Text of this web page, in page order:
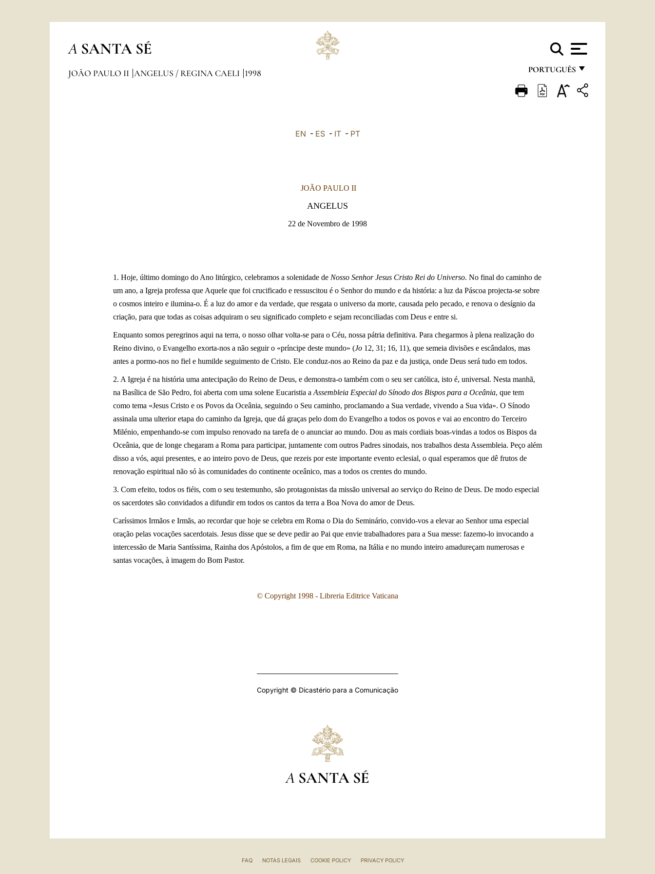
A SANTA SÉ
PORTUGUÊS
FRANÇAIS
JOÃO PAULO II ANGELUS / REGINA CAELI 1998
EN - ES- IT- PT
JOÃO PAULO II
ANGELUS
22 de Novembro de 1998
1. Hoje, último domingo do Ano litúrgico, celebramos a solenidade de Nosso Senhor Jesus Cristo Rei do Universo. No final do caminho de
um ano, a Igreja professa que Aquele que foi crucificado e ressuscitou é o Senhor do mundo e da história: a luz da Páscoa projecta-se sobre
o cosmos inteiro e ilumina-o. É a luz do amor e da verdade, que resgata o universo da morte, causada pelo pecado, e renova o desígnio da
criação, para que todas as coisas adquiram o seu significado completo e sejam reconciliadas com Deus e entre si.
Enquanto somos peregrinos aqui na terra, o nosso olhar volta-se para o Céu, nossa pátria definitiva. Para chegarmos à plena realização do
Reino divino, o Evangelho exorta-nos a não seguir o «príncipe deste mundo» (Jo 12, 31; 16, 11), que semeia divisões e escândalos, mas
antes a pormo-nos no fiel e humilde seguimento de Cristo. Ele conduz-nos ao Reino da paz e da justiça, onde Deus será tudo em todos.
2. A Igreja é na história uma antecipação do Reino de Deus, e demonstra-o também com o seu ser católica, isto é, universal. Nesta manhã,
na Basílica de São Pedro, foi aberta com uma solene Eucaristia a Assembleia Especial do Sínodo dos Bispos para a Oceânia, que tem
como tema «Jesus Cristo e os Povos da Oceânia, seguindo o Seu caminho, proclamando a Sua verdade, vivendo a Sua vida». O Sínodo
assinala uma ulterior etapa do caminho da Igreja, que dá graças pelo dom do Evangelho a todos os povos e vai ao encontro do Terceiro
Milénio, empenhando-se com impulso renovado na tarefa de o anunciar ao mundo. Dou as mais cordiais boas-vindas a todos os Bispos da
Oceânia, que de longe chegaram a Roma para participar, juntamente com outros Padres sinodais, nos trabalhos desta Assembleia. Peço além
disso a vós, aqui presentes, e ao inteiro povo de Deus, que rezeis por este importante evento eclesial, o qual esperamos que dê frutos de
renovação espiritual não só às comunidades do continente oceânico, mas a todos os crentes do mundo.
3. Com efeito, todos os fiéis, com o seu testemunho, são protagonistas da missão universal ao serviço do Reino de Deus. De modo especial
os sacerdotes são convidados a difundir em todos os cantos da terra a Boa Nova do amor de Deus.
Caríssimos Irmãos e Irmãs, ao recordar que hoje se celebra em Roma o Dia do Seminário, convido-vos a elevar ao Senhor uma especial
oração pelas vocações sacerdotais. Jesus disse que se deve pedir ao Pai que envie trabalhadores para a Sua messe: fazemo-lo invocando a
intercessão de Maria Santíssima, Rainha dos Apóstolos, a fim de que em Roma, na Itália e no mundo inteiro amadureçam numerosas e
santas vocações, à imagem do Bom Pastor.
© Copyright 1998 - Libreria Editrice Vaticana
Copyright © Dicastério para a Comunicação
A SANTA SÉ
FAQ NOTAS LEGAIS COOKIE POLICY PRIVACY POLICY